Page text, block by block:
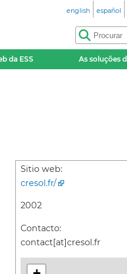
english español
da ESS As soluções
Sitio web:
cresol.fr/
2002
Contacto:
contact[at]cresol.fr